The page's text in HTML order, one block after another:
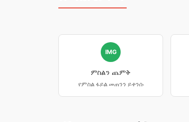
IMG
ምስልን ጨምቅ
የምስል ፋይል መጠንን ይቀንሱ